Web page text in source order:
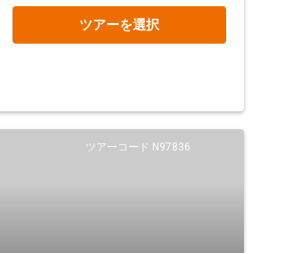
ツアーを選択
ツアーコード N97836